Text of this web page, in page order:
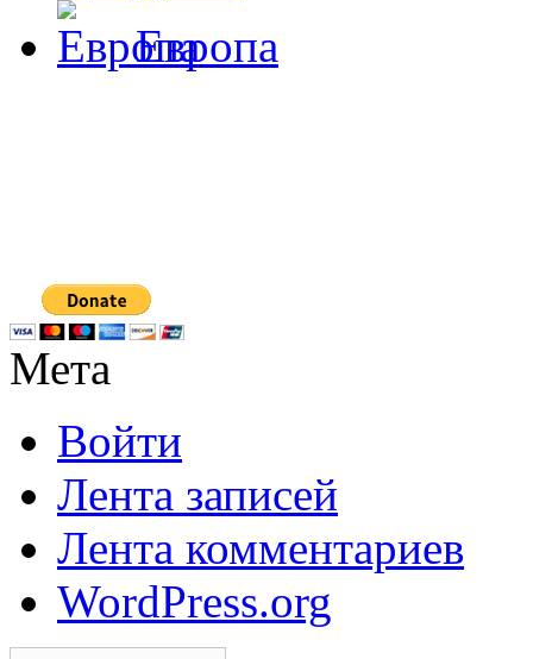
Европа
Мета
Войти
Лента записей
Лента комментариев
WordPress.org